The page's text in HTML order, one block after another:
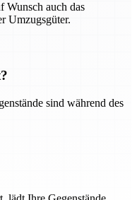
Wunsch auch das
Umzugsgüter.
sind während des